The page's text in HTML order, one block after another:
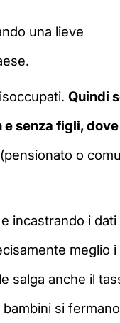
una lieve
Quindi
senza figli,
(pensionato o
incastrando i dati
meglio i
salga anche il
si